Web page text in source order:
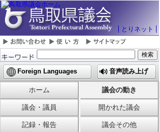
とりネット
Foreign Languages 音声読み上げ
ホーム 議会の動き
議会・議員 開かれた議会
記録・報告 議会その他